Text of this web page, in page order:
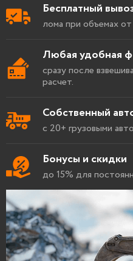
Бесплатный
лома при объемах от
Любая удобная
сразу после
расчет.
Собственный
с 20+ грузовыми
Бонусы и скидки
до 15% для